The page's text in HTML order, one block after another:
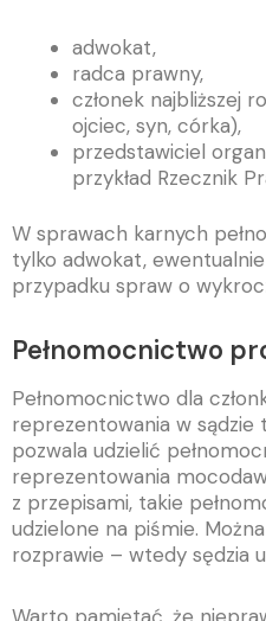
adwokat,
radca prawny,
członek najbliższej
ojciec, syn, córka),
przedstawiciel
przykład Rzecznik
W sprawach karnych
tylko adwokat,
przypadku spraw o
Pełnomocnictwo
Pełnomocnictwo dla
reprezentowania w
pozwala udzielić
reprezentowania
z przepisami, takie
udzielone na piśmie.
rozprawie – wtedy sędzia